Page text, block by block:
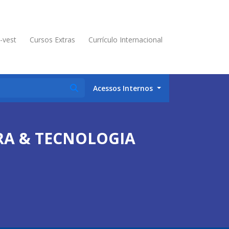
vest Cursos Extras Currículo Internacional
Acessos Internos
& TECNOLOGIA